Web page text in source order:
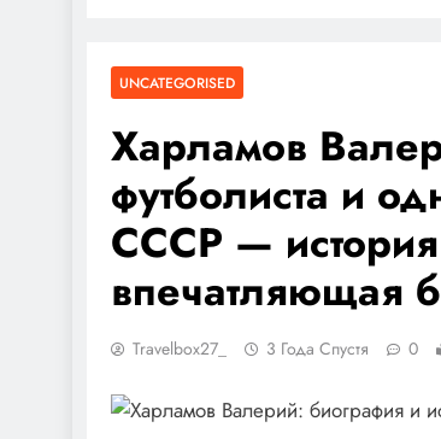
UNCATEGORISED
Харламов
футболиста и
СССР — история
впечатляющая
Travelbox27_ 3 Года Спустя 0